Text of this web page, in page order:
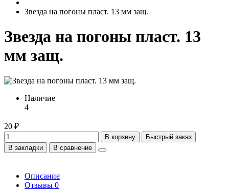
Звезда на погоны пласт. 13 мм защ.
Звезда на погоны пласт. 13
мм защ.
Наличие
4
20 ₽
В корзину
Быстрый заказ
В закладки
В сравнение
Описание
Отзывы 0